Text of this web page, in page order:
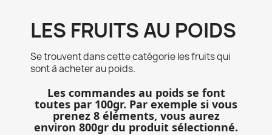
LES FRUITS AU POIDS
Se trouvent dans cette catégorie les fruits qui
sont à acheter au poids.
Les commandes au poids se font
toutes par 100gr. Par exemple si vous
prenez 8 éléments, vous aurez
environ 800gr du produit sélectionné.